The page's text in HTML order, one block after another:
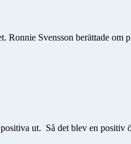
Ronnie Svensson berättade om
ut. Så det blev en